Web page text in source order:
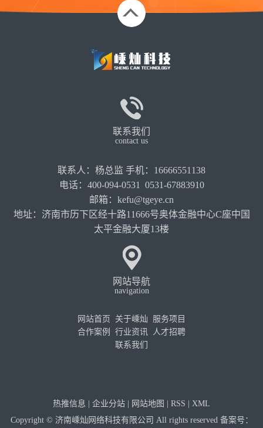
联系我们
contact us
联系人：杨总监 手机：16666551138
电话：400-094-0531 0531-67883910
邮箱：kefu@tgeye.cn
地址：济南市历下区经十路11666号奥体金融中心C座中国
太平金融大厦13楼
网站导航
navigation
网站首页 关于嵊灿
服务项目
合作案例
行业资讯
人才招聘
联系我们
热推信息 | 企业分站 | 网站地图 | RSS | XML
Copyright © 济南嵊灿网络科技有限公司 All rights reserved 备案号：